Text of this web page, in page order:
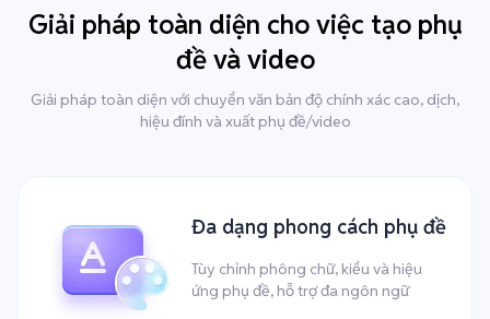
Giải pháp toàn diện cho việc tạo phụ
đề và video
Giải pháp toàn diện với chuyển văn bản độ chính xác cao, dịch,
hiệu đính và xuất phụ đề/video
Đa dạng phong cách phụ đề
Tùy chỉnh phông chữ, kiểu và hiệu
ứng phụ đề, hỗ trợ đa ngôn ngữ